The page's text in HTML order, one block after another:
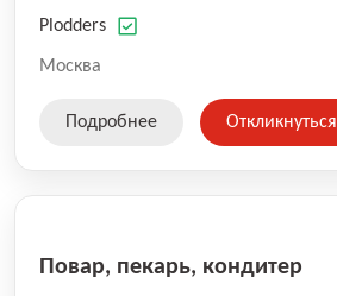
оказываемых услуг.
Plodders
Москва
Подробнее Откликнуться
Повар, пекарь, кондитер